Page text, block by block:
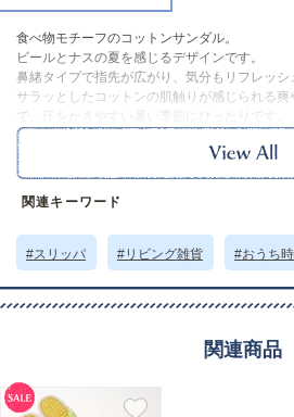
食べ物モチーフのコットンサンダル。
ビールとナスの夏を感じるデザインです。
鼻緒タイプで指先が広がり、気分もリフレッシ
サラッとしたコットンの肌触りが感じられる爽
で、汗をかきやすい暑い季節にぴったりです。
同シリーズのLサイズもあるので、家族とお揃
手洗いができるのでいつでも清潔に使えます。
※この製品はインドの染料を使用しているため
ます。
があります。
予めご了承ください。
※本品に付いているご注意書きをお読みの上ご
※実物の色味に近づけて撮影していますが、ご
より、実際の色味と異なって見える場合がござ
足サイズ23～25(
原産国
関連キーワード
#スリッパ #リビング雑貨 #おうち
関連商品